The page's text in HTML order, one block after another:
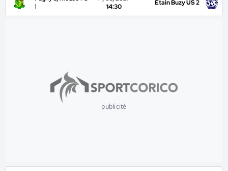
1
14:30
Etain Buzy US 2
publicité